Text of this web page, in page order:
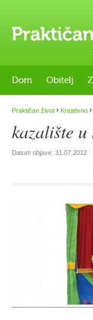
Dom Obitelj
Praktičan život › Kreativno ›
kazalište
Datum objave: 31.07.2012